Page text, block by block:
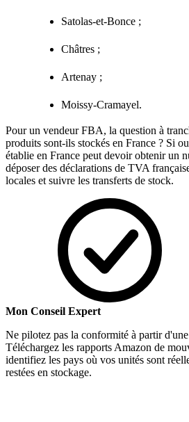
Satolas-et-Bonce ;
Châtres ;
Artenay ;
Moissy-Cramayel.
Pour un vendeur FBA, la question à
produits sont-ils stockés en France ? Si
établie en France peut devoir obtenir un
déposer des déclarations de TVA
locales et suivre les transferts de stock.
Mon Conseil Expert
Ne pilotez pas la conformité à partir
Téléchargez les rapports Amazon de
identifiez les pays où vos unités sont
restées en stockage.